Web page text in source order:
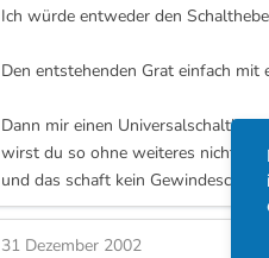
Ich würde entweder den
Den entstehenden Grat einfach mit
Dann mir einen
wirst du so ohne weiteres nicht
und das schaft kein
31 Dezember 2002